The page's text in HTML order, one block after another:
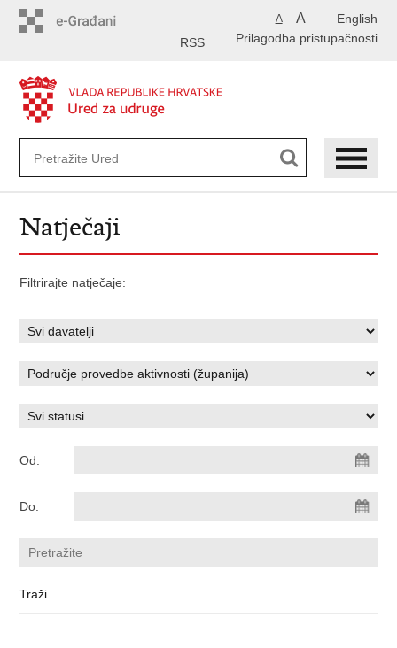
English
A A
Prilagodba pristupačnosti
RSS
Natječaji
Filtrirajte natječaje:
Od:
Do: